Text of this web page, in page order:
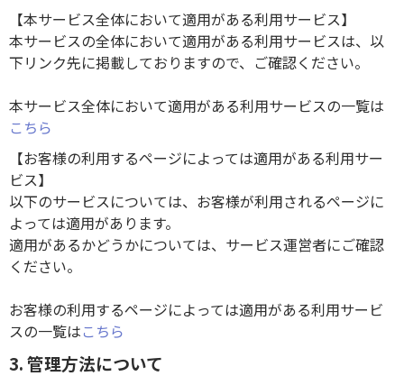
【本サービス全体において適用がある利用サービス】
本サービスの全体において適用がある利用サービスは、以
下リンク先に掲載しておりますので、ご確認ください。
本サービス全体において適用がある利用サービスの一覧は
こちら
【お客様の利用するページによっては適用がある利用サー
ビス】
以下のサービスについては、お客様が利用されるページに
よっては適用があります。
適用があるかどうかについては、サービス運営者にご確認
ください。
お客様の利用するページによっては適用がある利用サービ
スの一覧はこちら
3. 管理方法について